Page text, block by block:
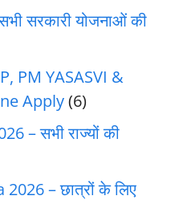
सरकारी योजनाओं की
PM YASASVI &
Apply(6)
– सभी राज्यों की
– छात्रों के लिए